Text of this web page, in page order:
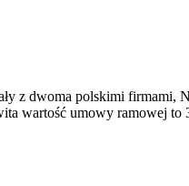
z dwoma polskimi
wartość umowy ramowej to